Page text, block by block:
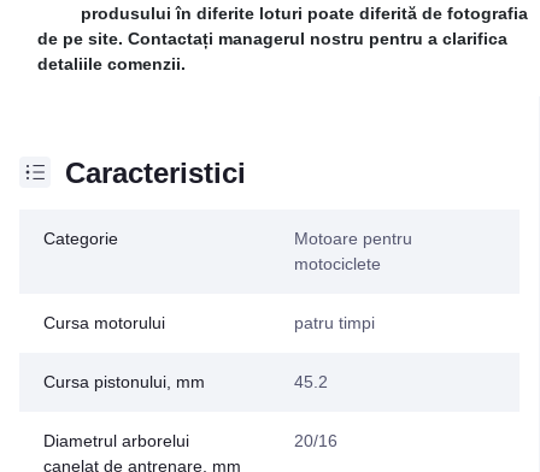
produsului în diferite loturi poate diferită de fotografia
de pe site. Contactați managerul nostru pentru a clarifica
detaliile comenzii.
Caracteristici
Categorie
Motoare pentru
motociclete
Cursa motorului patru timpi
Cursa pistonului, mm 45.2
Diametrul arborelui
canelat de antrenare, mm
20/16